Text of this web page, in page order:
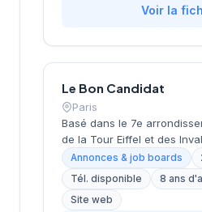
Monceau dans le 8e
Voir la
Le Bon Candidat
Paris
Basé dans le 7e
de la Tour Eiffel et des
recrutement bénéficie
prestigieuse au cœur de la
rue de Bellechasse, il
entreprises dans leurs
Annonces & job boards
Tél. disponible
8 ans
Site web